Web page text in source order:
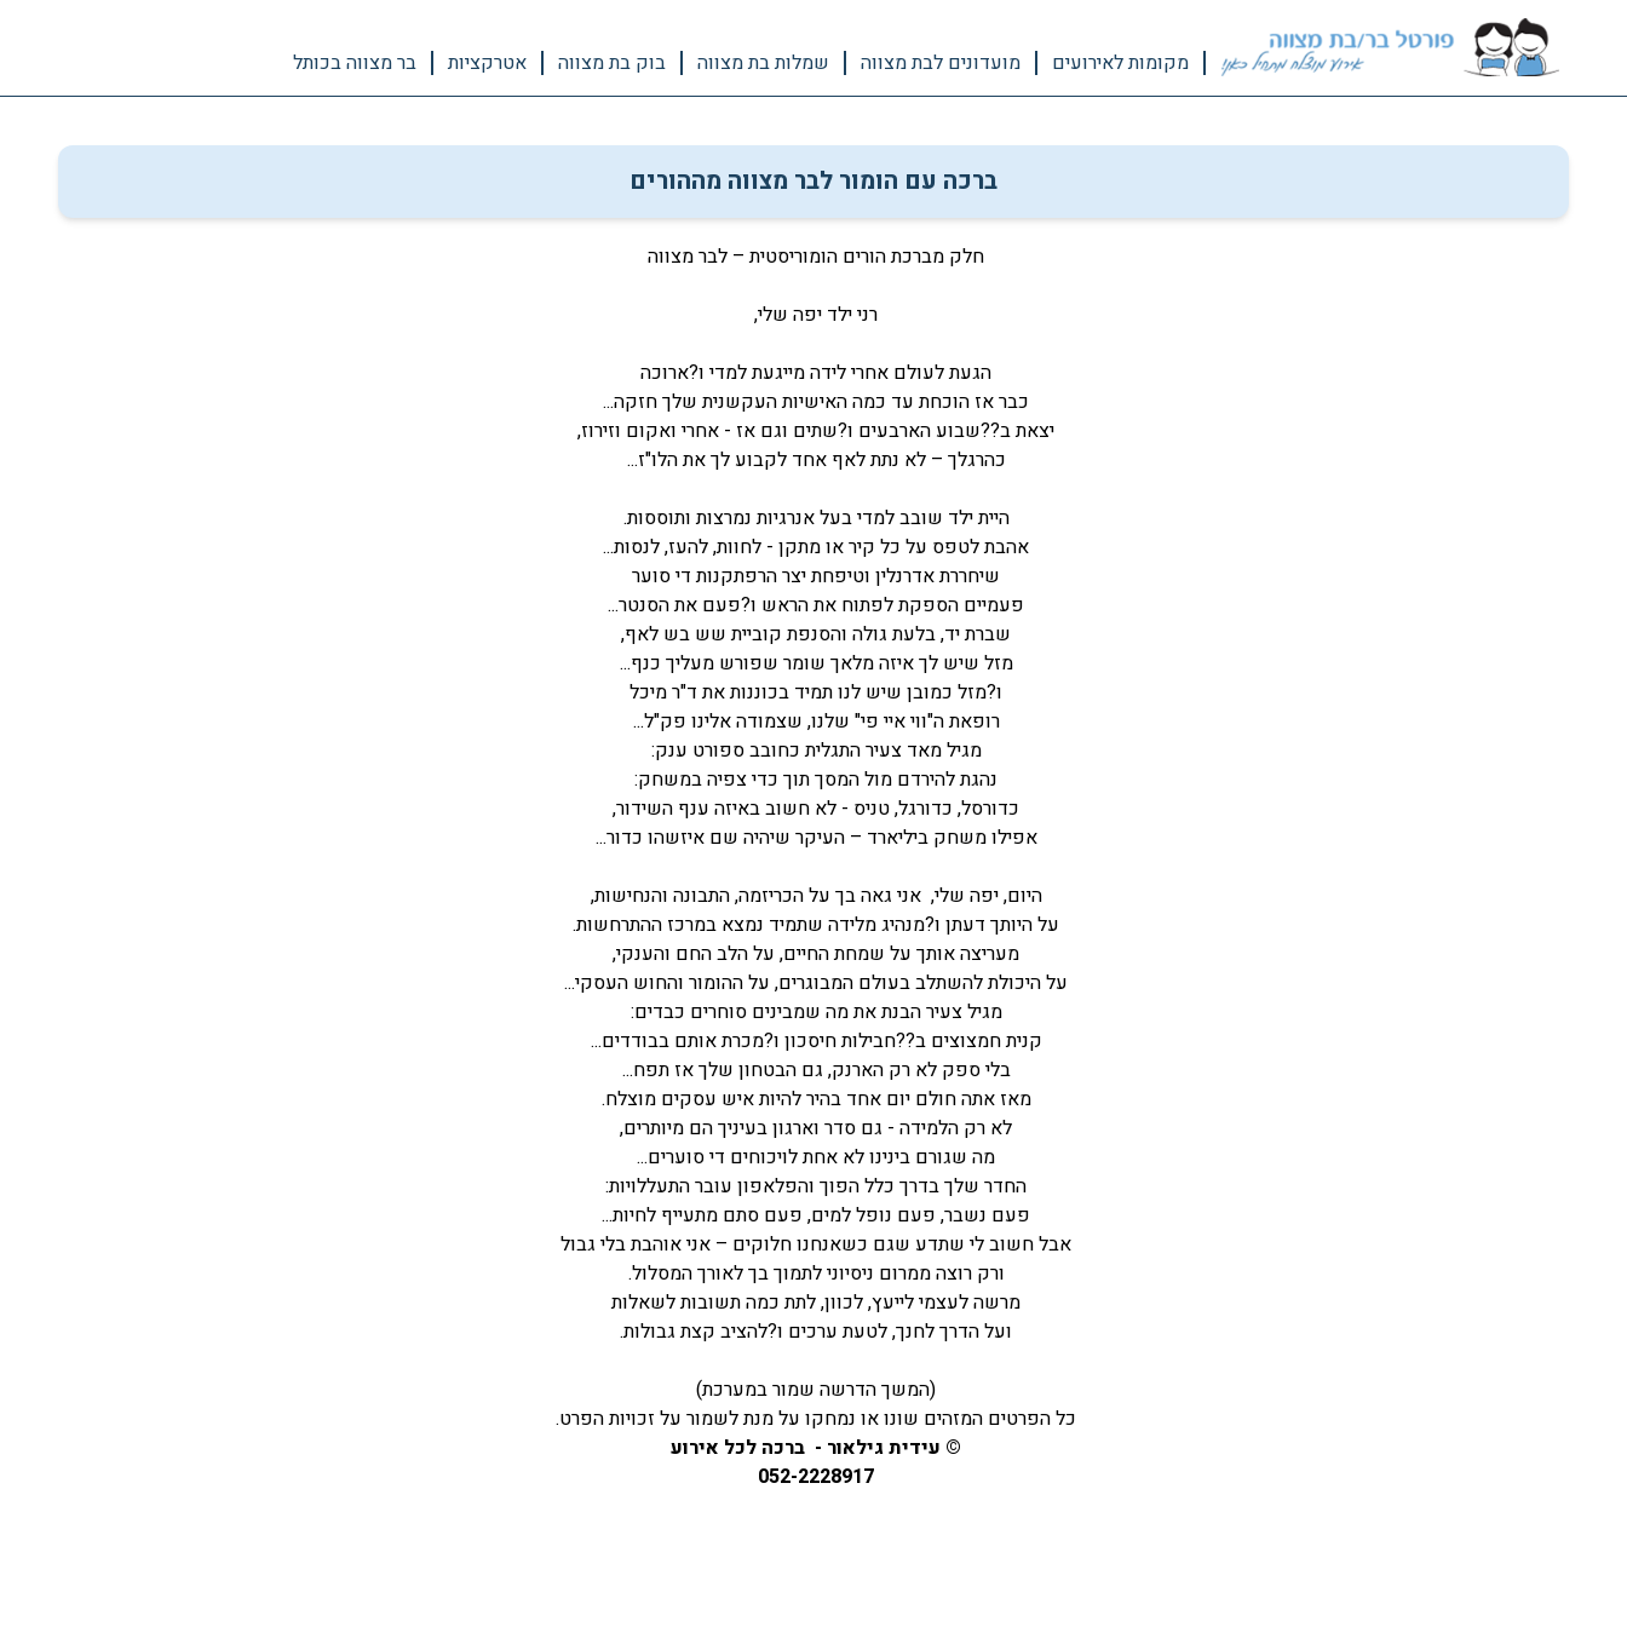
מקומות לאירועים מועדונים לבת מצווה שמלות בת מצווה בוק בת מצווה אטרקציות בר מצווה בכותל
ברכה עם הומור לבר מצווה מההורים
חלק מברכת הורים הומוריסטית – לבר מצווה
רני ילד יפה שלי,
הגעת לעולם אחרי לידה מייגעת למדי ו?ארוכה
כבר אז הוכחת עד כמה האישיות העקשנית שלך חזקה...
יצאת ב??שבוע הארבעים ו?שתים וגם אז - אחרי ואקום וזירוז,
כהרגלך – לא נתת לאף אחד לקבוע לך את הלו"ז...
היית ילד שובב למדי בעל אנרגיות נמרצות ותוססות.
אהבת לטפס על כל קיר או מתקן - לחוות, להעז, לנסות...
שיחררת אדרנלין וטיפחת יצר הרפתקנות די סוער
פעמיים הספקת לפתוח את הראש ו?פעם את הסנטר...
שברת יד, בלעת גולה והסנפת קוביית שש בש לאף,
מזל שיש לך איזה מלאך שומר שפורש מעליך כנף...
ו?מזל כמובן שיש לנו תמיד בכוננות את ד"ר מיכל
רופאת ה"ווי איי פי" שלנו, שצמודה אלינו פק"ל...
מגיל מאד צעיר התגלית כחובב ספורט ענק:
נהגת להירדם מול המסך תוך כדי צפיה במשחק:
כדורסל, כדורגל, טניס - לא חשוב באיזה ענף השידור,
אפילו משחק ביליארד – העיקר שיהיה שם איזשהו כדור...
היום, יפה שלי, אני גאה בך על הכריזמה, התבונה והנחישות,
על היותך דעתן ו?מנהיג מלידה שתמיד נמצא במרכז ההתרחשות.
מעריצה אותך על שמחת החיים, על הלב החם והענקי,
על היכולת להשתלב בעולם המבוגרים, על ההומור והחוש העסקי...
מגיל צעיר הבנת את מה שמבינים סוחרים כבדים:
קנית חמצוצים ב??חבילות חיסכון ו?מכרת אותם בבודדים...
בלי ספק לא רק הארנק, גם הבטחון שלך אז תפח...
מאז אתה חולם יום אחד בהיר להיות איש עסקים מוצלח.
לא רק הלמידה - גם סדר וארגון בעיניך הם מיותרים,
מה שגורם בינינו לא אחת לויכוחים די סוערים...
החדר שלך בדרך כלל הפוך והפלאפון עובר התעללויות:
פעם נשבר, פעם נופל למים, פעם סתם מתעייף לחיות...
אבל חשוב לי שתדע שגם כשאנחנו חלוקים – אני אוהבת בלי גבול
ורק רוצה ממרום ניסיוני לתמוך בך לאורך המסלול.
מרשה לעצמי לייעץ, לכוון, לתת כמה תשובות לשאלות
ועל הדרך לחנך, לטעת ערכים ו?להציב קצת גבולות.
(המשך הדרשה שמור במערכת)
כל הפרטים המזהים שונו או נמחקו על מנת לשמור על זכויות הפרט.
© עידית גילאור - ברכה לכל אירוע
052-2228917